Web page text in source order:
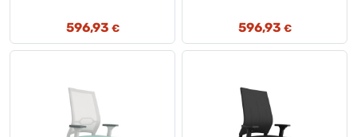
596,93 € 596,93 €